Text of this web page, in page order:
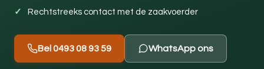
Rechtstreeks contact met de zaakvoerder
Bel 0493 08 93 59 WhatsApp ons